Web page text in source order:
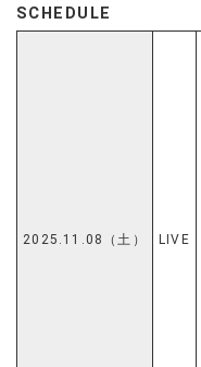
SCHEDULE
2025.11.08（土） LIVE